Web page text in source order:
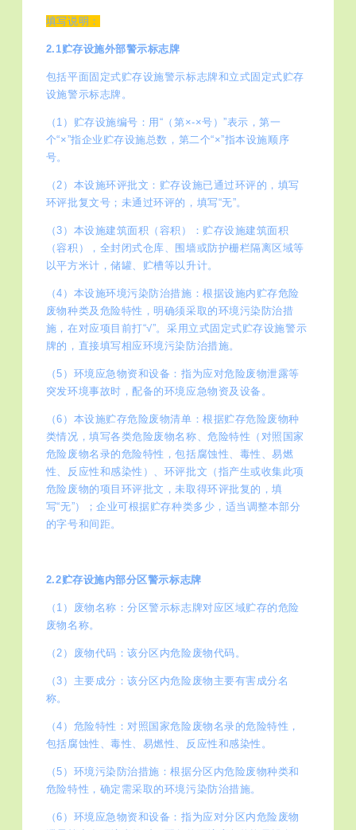
填写说明：
2.1贮存设施外部警示标志牌
包括平面固定式贮存设施警示标志牌和立式固定式贮存
设施警示标志牌。
（1）贮存设施编号：用“（第×-×号）”表示，第一
个“×”指企业贮存设施总数，第二个“×”指本设施顺序
号。
（2）本设施环评批文：贮存设施已通过环评的，填写
环评批复文号；未通过环评的，填写“无”。
（3）本设施建筑面积（容积）：贮存设施建筑面积
（容积），全封闭式仓库、围墙或防护栅栏隔离区域等
以平方米计，储罐、贮槽等以升计。
（4）本设施环境污染防治措施：根据设施内贮存危险
废物种类及危险特性，明确须采取的环境污染防治措
施，在对应项目前打“√”。采用立式固定式贮存设施警示
牌的，直接填写相应环境污染防治措施。
（5）环境应急物资和设备：指为应对危险废物泄露等
突发环境事故时，配备的环境应急物资及设备。
（6）本设施贮存危险废物清单：根据贮存危险废物种
类情况，填写各类危险废物名称、危险特性（对照国家
危险废物名录的危险特性，包括腐蚀性、毒性、易燃
性、反应性和感染性）、环评批文（指产生或收集此项
危险废物的项目环评批文，未取得环评批复的，填
写“无”）；企业可根据贮存种类多少，适当调整本部分
的字号和间距。
2.2贮存设施内部分区警示标志牌
（1）废物名称：分区警示标志牌对应区域贮存的危险
废物名称。
（2）废物代码：该分区内危险废物代码。
（3）主要成分：该分区内危险废物主要有害成分名
称。
（4）危险特性：对照国家危险废物名录的危险特性，
包括腐蚀性、毒性、易燃性、反应性和感染性。
（5）环境污染防治措施：根据分区内危险废物种类和
危险特性，确定需采取的环境污染防治措施。
（6）环境应急物资和设备：指为应对分区内危险废物